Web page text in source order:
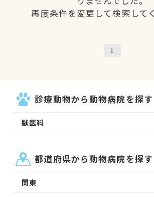
再度条件を変更して検索して
1
診療動物から動物病院を探す
獣医科
都道府県から動物病院を探す
関東